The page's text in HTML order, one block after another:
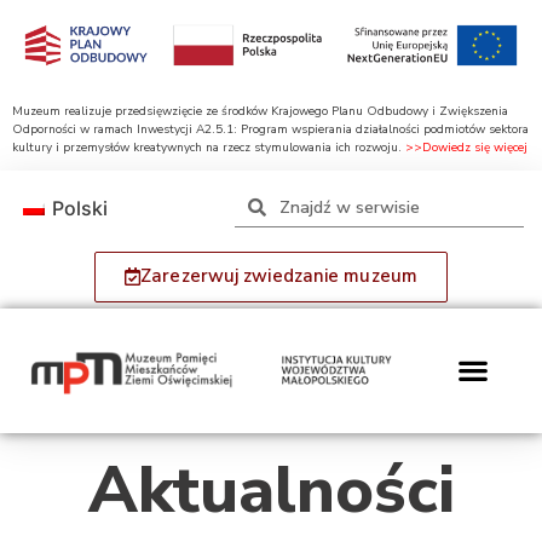
Muzeum realizuje przedsięwzięcie ze środków Krajowego Planu Odbudowy i Zwiększenia
Odporności w ramach Inwestycji A2.5.1: Program wspierania działalności podmiotów sektora
kultury i przemysłów kreatywnych na rzecz stymulowania ich rozwoju. >>Dowiedz się więcej
Zarezerwuj zwiedzanie muzeum
Polski
Aktualności